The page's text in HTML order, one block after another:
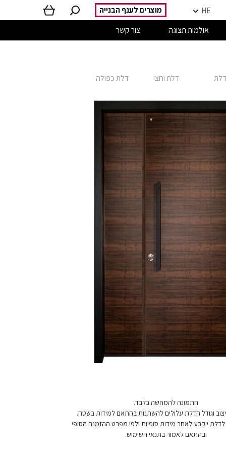
HE
מוצרים לענף הבנייה
אולמות תצוגה צור קשר
דלת דלת וחצי דלת כפולה
התמונה להמחשה בלבד.
עיצוב וגודל הדלת עלולים להשתנות בהתאם למידות בשטח.
ייקבע לאחר מידות סופיות ולפי מפרט ההזמנה הסופי
ובהתאם לאמור בתנאי השימוש.